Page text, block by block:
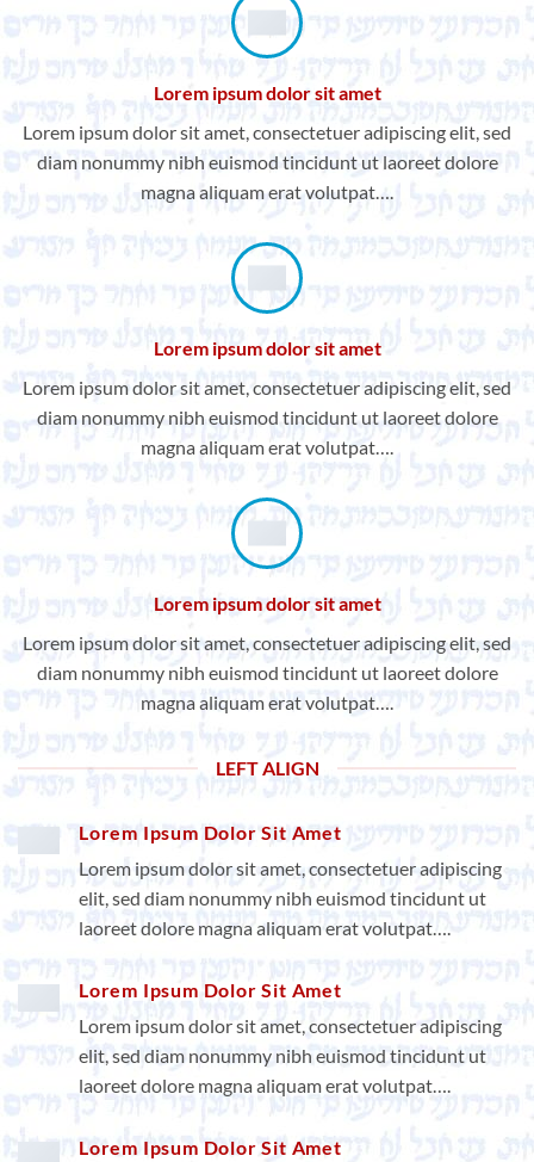
Lorem ipsum dolor sit amet
Lorem ipsum dolor sit amet, consectetuer adipiscing elit, sed
diam nonummy nibh euismod tincidunt ut laoreet dolore
magna aliquam erat volutpat….
Lorem ipsum dolor sit amet
Lorem ipsum dolor sit amet, consectetuer adipiscing elit, sed
diam nonummy nibh euismod tincidunt ut laoreet dolore
magna aliquam erat volutpat….
Lorem ipsum dolor sit amet
Lorem ipsum dolor sit amet, consectetuer adipiscing elit, sed
diam nonummy nibh euismod tincidunt ut laoreet dolore
magna aliquam erat volutpat….
LEFT ALIGN
Lorem Ipsum Dolor Sit Amet
Lorem ipsum dolor sit amet, consectetuer adipiscing
elit, sed diam nonummy nibh euismod tincidunt ut
laoreet dolore magna aliquam erat volutpat….
Lorem Ipsum Dolor Sit Amet
Lorem ipsum dolor sit amet, consectetuer adipiscing
elit, sed diam nonummy nibh euismod tincidunt ut
laoreet dolore magna aliquam erat volutpat….
Lorem Ipsum Dolor Sit Amet